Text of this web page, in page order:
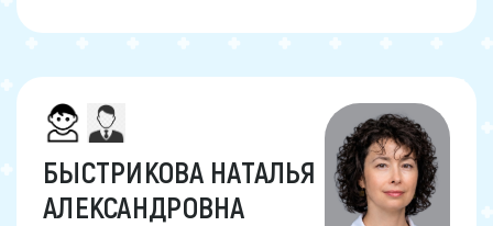
БЫСТРИКОВА НАТАЛЬЯ
АЛЕКСАНДРОВНА